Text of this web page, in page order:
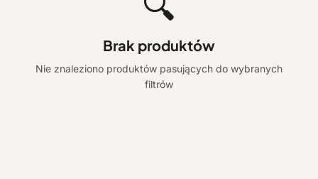
Brak produktów
Nie znaleziono produktów pasujących do wybranych
filtrów